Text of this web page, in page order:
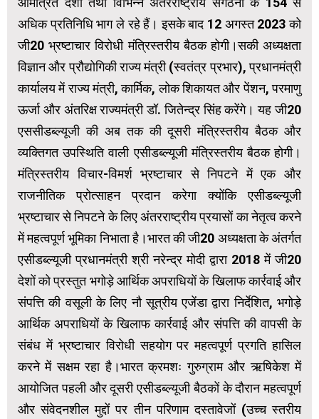
अधिक प्रतिनिधि भाग ले रहे हैं। इसके बाद 12 अगस्त 2023 को
जी20 भ्रष्टाचार विरोधी मंत्रिस्तरीय बैठक होगी।सकी अध्यक्षता
विज्ञान और प्रौद्योगिकी राज्य मंत्री (स्वतंत्र प्रभार), प्रधानमंत्री
कार्यालय में राज्य मंत्री, कार्मिक, लोक शिकायत और पेंशन, परमाणु
ऊर्जा और अंतरिक्ष राज्यमंत्री डॉ. जितेन्द्र सिंह करेंगे। यह जी20
एससीडब्ल्यूजी की अब तक की दूसरी मंत्रिस्तरीय बैठक और
व्यक्तिगत उपस्थिति वाली एसीडब्ल्यूजी मंत्रिस्तरीय बैठक होगी।
मंत्रिस्तरीय विचार-विमर्श भ्रष्टाचार से निपटने में एक और
राजनीतिक प्रोत्साहन प्रदान करेगा क्योंकि एसीडब्ल्यूजी
भ्रष्टाचार से निपटने के लिए अंतरराष्ट्रीय प्रयासों का नेतृत्व करने
में महत्वपूर्ण भूमिका निभाता है।भारत की जी20 अध्यक्षता के अंतर्गत
एसीडब्ल्यूजी प्रधानमंत्री श्री नरेन्द्र मोदी द्वारा 2018 में जी20
देशों को प्रस्तुत भगोड़े आर्थिक अपराधियों के खिलाफ कार्रवाई और
संपत्ति की वसूली के लिए नौ सूत्रीय एजेंडा द्वारा निर्देशित, भगोड़े
आर्थिक अपराधियों के खिलाफ कार्रवाई और संपत्ति की वापसी के
संबंध में भ्रष्टाचार विरोधी सहयोग पर महत्वपूर्ण प्रगति हासिल
करने में सक्षम रहा है।भारत क्रमशः गुरुग्राम और ऋषिकेश में
आयोजित पहली और दूसरी एसीडब्ल्यूजी बैठकों के दौरान महत्वपूर्ण
और संवेदनशील मुद्दों पर तीन परिणाम दस्तावेजों (उच्च स्तरीय